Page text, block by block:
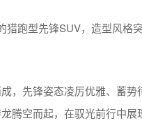
跑型先锋SUV，造型风格
，先锋姿态凌厉优雅、蓄
腾空而起，在驭光前行中展